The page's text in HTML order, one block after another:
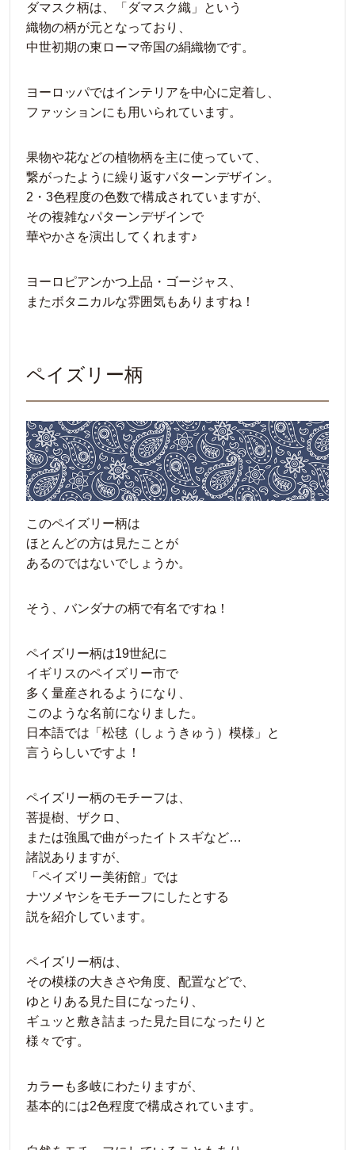
ダマスク柄は、「ダマスク織」という
織物の柄が元となっており、
中世初期の東ローマ帝国の絹織物です。
ヨーロッパではインテリアを中心に定着し、
ファッションにも用いられています。
果物や花などの植物柄を主に使っていて、
繋がったように繰り返すパターンデザイン。
2・3色程度の色数で構成されていますが、
その複雑なパターンデザインで
華やかさを演出してくれます♪
ヨーロピアンかつ上品・ゴージャス、
またボタニカルな雰囲気もありますね！
ペイズリー柄
このペイズリー柄は
ほとんどの方は見たことが
あるのではないでしょうか。
そう、バンダナの柄で有名ですね！
ペイズリー柄は19世紀に
イギリスのペイズリー市で
多く量産されるようになり、
このような名前になりました。
日本語では「松毬（しょうきゅう）模様」と
言うらしいですよ！
ペイズリー柄のモチーフは、
菩提樹、ザクロ、
または強風で曲がったイトスギなど…
諸説ありますが、
「ペイズリー美術館」では
ナツメヤシをモチーフにしたとする
説を紹介しています。
ペイズリー柄は、
その模様の大きさや角度、配置などで、
ゆとりある見た目になったり、
ギュッと敷き詰まった見た目になったりと
様々です。
カラーも多岐にわたりますが、
基本的には2色程度で構成されています。